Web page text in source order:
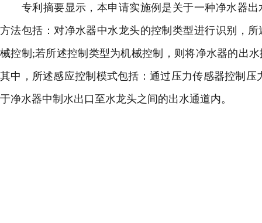
专利摘要显示，本申请实施例是关于一种净水器出
方法包括：对净水器中水龙头的控制类型进行识别，
械控制;若所述控制类型为机械控制，则将净水器的出
其中，所述感应控制模式包括：通过压力传感器控制
于净水器中制水出口至水龙头之间的出水通道内。